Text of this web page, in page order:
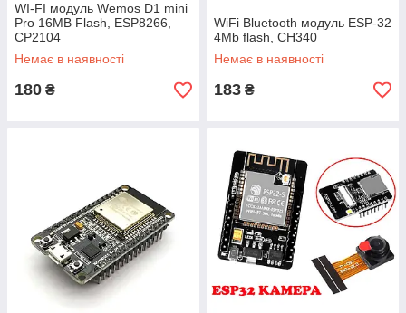
WI-FI модуль Wemos D1 mini
Pro 16MB Flash, ESP8266,
CP2104
Немає в наявності
180 ₴
WiFi Bluetooth модуль ESP-32
4Mb flash, CH340
Немає в наявності
183 ₴